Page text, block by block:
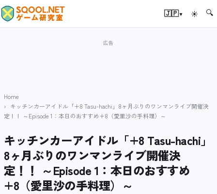
🇯🇵▾ ☀ 🔍
Home
キッチンカーアイドル「+8 Tasu-hachi」8ヶ月ぶりのワンマンライブ開催決
定！！ ～Episode 1：本日のおすすめ+8（愛里沙の手料理）～
キッチンカーアイドル「+8 Tasu-hachi」
8ヶ月ぶりのワンマンライブ開催決
定！！ ～Episode 1：本日のおすすめ
+8（愛里沙の手料理）～